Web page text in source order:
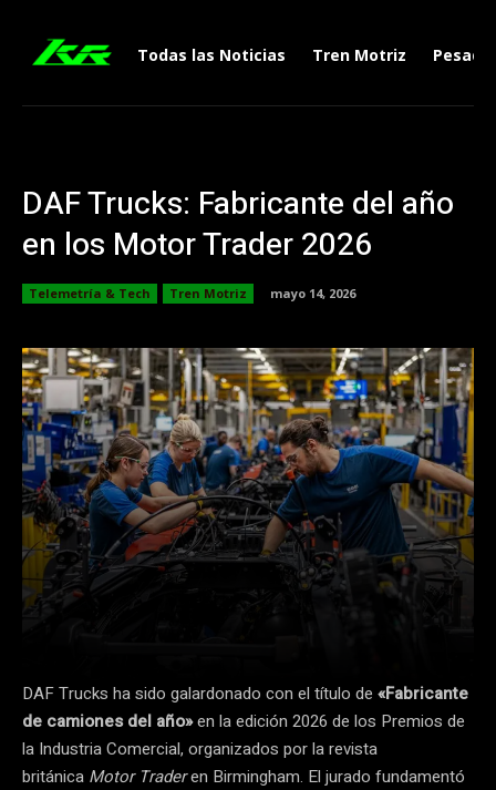
Todas las Noticias Tren Motriz
DAF Trucks: Fabricante del año
en los Motor Trader 2026
Telemetría & Tech Tren Motriz mayo 14, 2026
DAF Trucks ha sido galardonado con el título de «Fabricante
de camiones del año»en la edición 2026 de los Premios de
la Industria Comercial, organizados por la revista
británica Motor Traderen Birmingham. El jurado fundamentó